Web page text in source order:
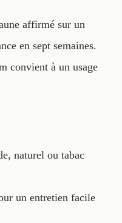
affirmé sur un
en sept semaines.
convient à un usage
naturel ou tabac
un entretien facile